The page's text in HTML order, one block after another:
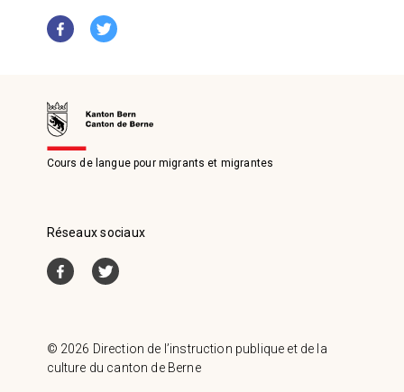
Cours de langue pour migrants et migrantes
Réseaux sociaux
© 2026 Direction de l’instruction publique et de la
culture du canton de Berne